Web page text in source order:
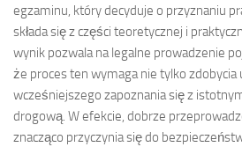
egzaminu, który decyduje o przyznaniu
składa się z części teoretycznej i
wynik pozwala na legalne prowadzenie
że proces ten wymaga nie tylko
wcześniejszego zapoznania się z
drogową. W efekcie, dobrze
znacząco przyczynia się do